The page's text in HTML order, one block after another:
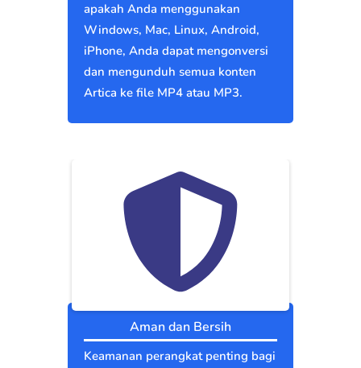
apakah Anda menggunakan
Windows, Mac, Linux, Android,
iPhone, Anda dapat mengonversi
dan mengunduh semua konten
Artica ke file MP4 atau MP3.
Aman dan Bersih
Keamanan perangkat penting bagi